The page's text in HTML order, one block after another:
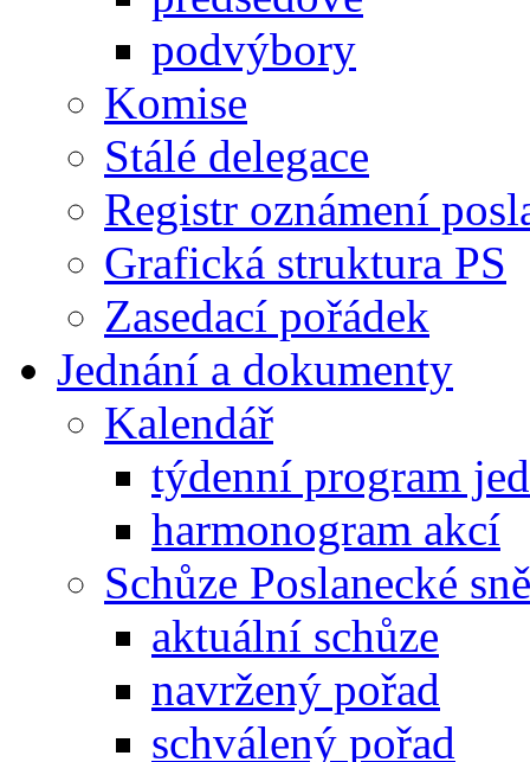
podvýbory
Komise
Stálé delegace
Registr oznámení
Grafická struktura PS
Zasedací pořádek
Jednání a dokumenty
Kalendář
týdenní program
harmonogram akcí
Schůze Poslanecké
aktuální schůze
navržený pořad
schválený pořad